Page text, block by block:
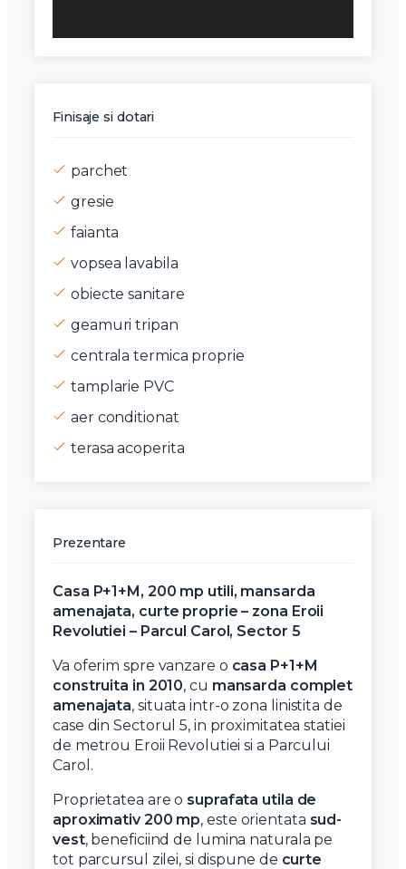
Finisaje si dotari
parchet
gresie
faianta
vopsea lavabila
obiecte sanitare
geamuri tripan
centrala termica proprie
tamplarie PVC
aer conditionat
terasa acoperita
Prezentare
Casa P+1+M, 200 mp utili, mansarda
amenajata, curte proprie – zona Eroii
Revolutiei – Parcul Carol, Sector 5
Va oferim spre vanzare o casa P+1+M
construita in 2010, cu mansarda complet
amenajata, situata intr-o zona linistita de
case din Sectorul 5, in proximitatea statiei
de metrou Eroii Revolutiei si a Parcului
Carol.
Proprietatea are o suprafata utila de
aproximativ 200 mp, este orientata sud-
vest, beneficiind de lumina naturala pe
tot parcursul zilei, si dispune de curte